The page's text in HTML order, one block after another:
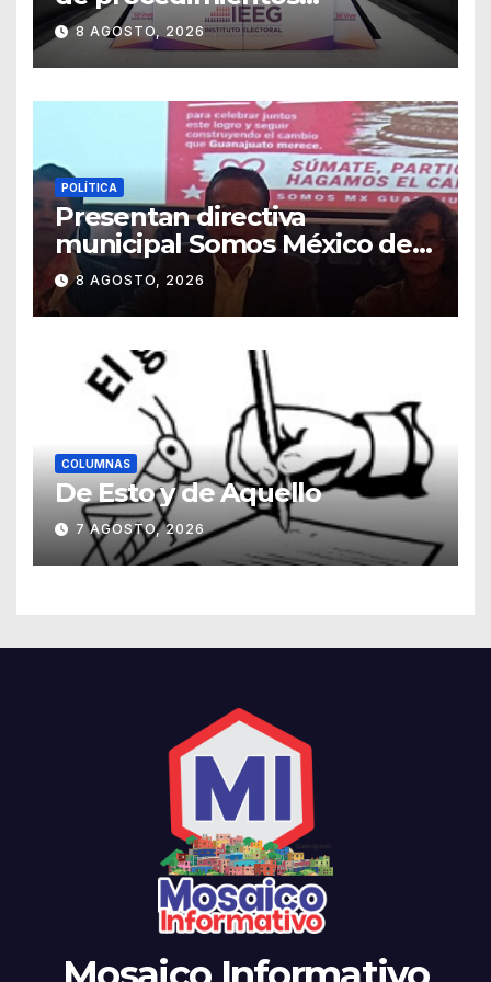
sancionadores
8 AGOSTO, 2026
POLÍTICA
Presentan directiva
municipal Somos México de
Guanajuato
8 AGOSTO, 2026
COLUMNAS
De Esto y de Aquello
7 AGOSTO, 2026